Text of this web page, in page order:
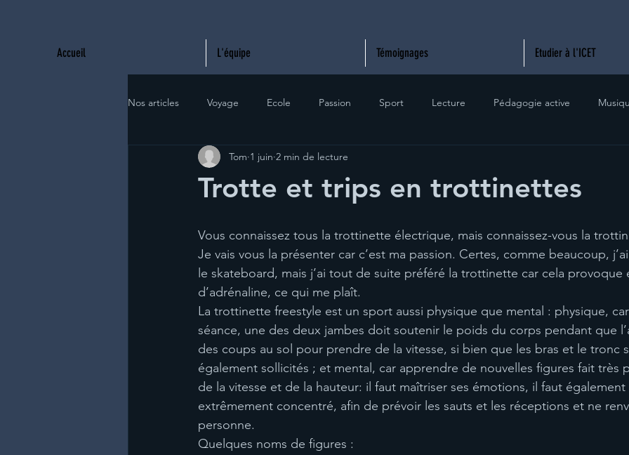
Accueil L'équipe Témoignages Etudier à l'ICET
Nos articles Voyage Ecole Passion Sport Lecture Pédagogie active
Trotte et trips en trottinettes
Tom 1 juin 2 min de lecture
Vous connaissez tous la trottinette électrique, mais connaissez-vous la
Je vais vous la présenter car c’est ma passion. Certes, comme beaucoup,
le skateboard, mais j’ai tout de suite préféré la trottinette car cela provoque
d’adrénaline, ce qui me plaît.
La trottinette freestyle est un sport aussi physique que mental : physique,
séance, une des deux jambes doit soutenir le poids du corps pendant que
des coups au sol pour prendre de la vitesse, si bien que les bras et le tronc
également sollicités ; et mental, car apprendre de nouvelles figures fait très
de la vitesse et de la hauteur: il faut maîtriser ses émotions, il faut
extrêmement concentré, afin de prévoir les sauts et les réceptions et ne
personne.
Quelques noms de figures :